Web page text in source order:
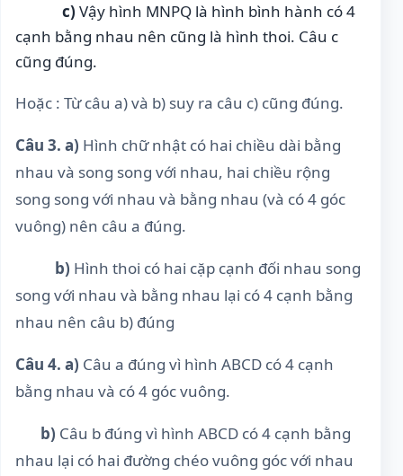
c) Vậy hình MNPQ là hình bình hành có 4
cạnh bằng nhau nên cũng là hình thoi. Câu c
cũng đúng.
Hoặc : Từ câu a) và b) suy ra câu c) cũng đúng.
Câu 3. a) Hình chữ nhật có hai chiều dài bằng
nhau và song song với nhau, hai chiều rộng
song song với nhau và bằng nhau (và có 4 góc
vuông) nên câu a đúng.
b) Hình thoi có hai cặp cạnh đối nhau song
song với nhau và bằng nhau lại có 4 cạnh bằng
nhau nên câu b) đúng
Câu 4. a) Câu a đúng vì hình ABCD có 4 cạnh
bằng nhau và có 4 góc vuông.
b) Câu b đúng vì hình ABCD có 4 cạnh bằng
nhau lại có hai đường chéo vuông góc với nhau